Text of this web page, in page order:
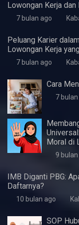
5 Fitur
Dasar
3
KWaS
5 bulan
Perlukah
7
Peluang Karir di
Lowongan Kerja dan
7 bulan ago